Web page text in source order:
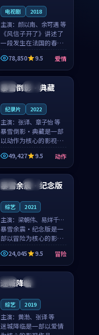
电视剧 2018
主演： 颜以南、余可遇 等
《风信子开了》讲述了
一段发生在法国的春日
漫步故事。颜以南饰演
的主角与余可遇的角色
因一场意外卷入更深的
纠葛，爱情元素贯穿始
终，节奏稳健而富有张
78,850 9.5 爱情
中国 热播
暴雪倒影·典藏
纪录片 2022
主演： 张译、章子怡 等
暴雪倒影·典藏是一部
以动作为核心的影视作
品，围绕危机、反转与
人物成长展开，整体节
奏紧凑，值得推荐观
49,427 9.5 动作
法国 杜比
暴雪余震·纪念版
综艺 2021
主演： 梁朝伟、易烊千玺
等
暴雪余震·纪念版是一
部以冒险为核心的影视
作品，围绕危机、反转
与人物成长展开，整体
节奏紧凑，值得推荐观
看。
24,045 9.5 冒险
中国 杜比
迷城降临
综艺 2019
主演： 黄渤、张译 等
迷城降临是一部以爱情